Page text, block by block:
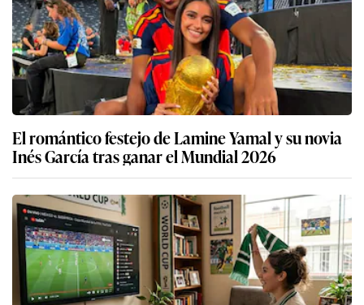
El romántico festejo de Lamine Yamal y su novia
Inés García tras ganar el Mundial 2026